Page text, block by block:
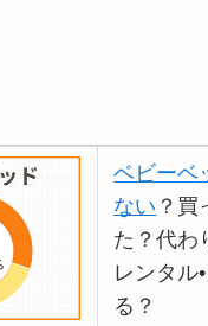
ベビーベ
ない ？買
た？代わ
レンタル
る？